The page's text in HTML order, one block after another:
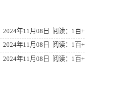
2024年11月08日 阅读：1百+
2024年11月08日 阅读：1百+
2024年11月08日 阅读：1百+